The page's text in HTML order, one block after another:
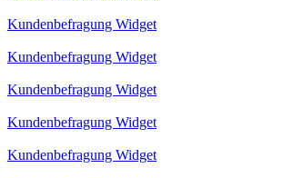
Kundenbefragung Widget
Kundenbefragung Widget
Kundenbefragung Widget
Kundenbefragung Widget
Kundenbefragung Widget